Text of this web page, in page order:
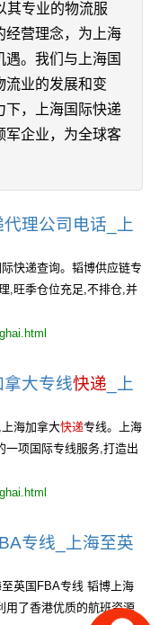
其专业的物流服
经营理念，为上海
遇。我们与上海国
流业的发展和变
下，上海国际快递
军企业，为全球客
代理公司电话_上
快递查询。韬博供应链专
,旺季仓位充足,不排仓,并
大专线快递 _上
海加拿大快递专线。上海
一项国际专线服务,打造出
专线_上海至英
英国FBA专线 韬博上海
用了香港优质的航班资源